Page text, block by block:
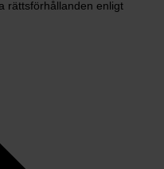
rättsförhållanden enligt